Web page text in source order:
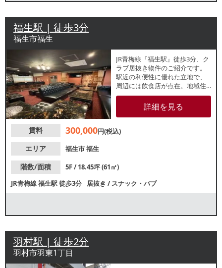
福生駅 | 徒歩3分
福生市福生
JR青梅線『福生駅』徒歩3分、ク
ラブ居抜き物件のご紹介です。
駅近の利便性に優れた立地で、
周辺には飲食店が点在。地域住
民や駅利用者の利用が期待でき
る環境です。詳細を見る
賃料 300,000円(税込)
エリア
福生市福生
階数/面積
5F / 18.45坪 (61㎡)
JR青梅線福生駅徒歩3分 居抜き /スナック・パブ
羽村駅 | 徒歩2分
羽村市羽東1丁目